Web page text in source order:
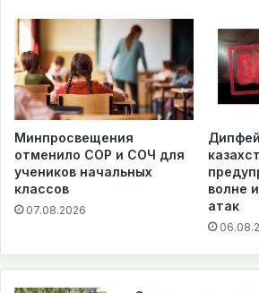
Минпросвещения
отменило СОР и СОЧ для
учеников начальных
классов
07.08.2026
волне
атак